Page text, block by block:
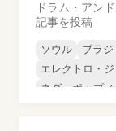
ドラム・アン
記事を投稿
ソウル ブラ
エレクトロ・
ネダーポップ